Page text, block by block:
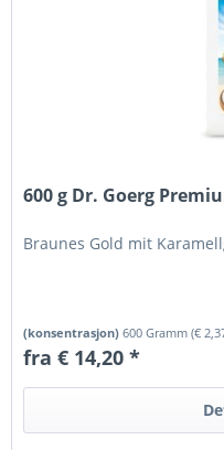
600 g Dr. Goerg
Braunes Gold mit
(konsentrasjon)600 Gramm(€
fra € 14,20 *